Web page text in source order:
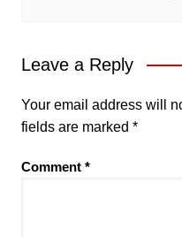
Leave a Reply
Your email address will
fields are marked *
Comment *